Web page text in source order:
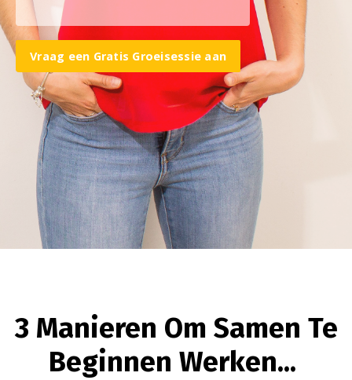
Vraag een Gratis Groeisessie aan
3 Manieren Om Samen Te
Beginnen Werken...